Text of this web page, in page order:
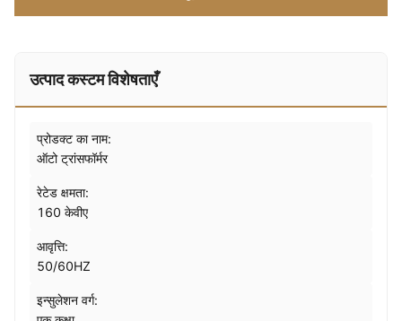
उत्पाद कस्टम विशेषताएँ
प्रोडक्ट का नाम:
ऑटो ट्रांसफॉर्मर
रेटेड क्षमता:
160 केवीए
आवृत्ति:
50/60HZ
इन्सुलेशन वर्ग: